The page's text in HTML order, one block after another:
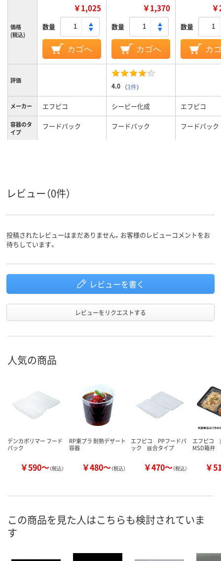
価格
(税込)
￥1,025
数量
カゴへ
￥1,370
数量
カゴへ
数量
カ
評価
4.0 （3件）
メーカー エフピコ シーピー化成 エフピコ
容器のタ
イプ
フードパック フードパック フードパック
レビュー（0件）
投稿されたレビューはまだありません。お客様のレビューコメントをお
待ちしています。
レビューを書く
レビューをリクエストする
人気の商品
デンカポリマー フード
パック
￥590～（税込）
RP東プラ 耐熱デザート
容器
￥480～（税込）
エフピコ PPフードパ
ック 嵌合タイプ
￥470～（税込）
エフピコ
MSD箱弁
￥
この商品を見た人はこちらも検討されていま
す